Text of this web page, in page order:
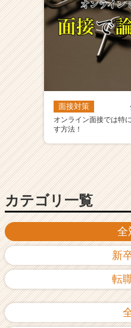
全
新
転
面接対策
オンライン面接では特
す方法！
カテゴリ一覧